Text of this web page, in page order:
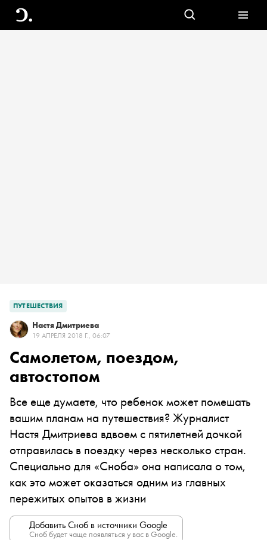
ПУТЕШЕСТВИЯ
Настя Дмитриева
19 АПРЕЛЯ 2018 Г., 06:07
Самолетом, поездом,
автостопом
Все еще думаете, что ребенок может помешать
вашим планам на путешествия? Журналист
Настя Дмитриева вдвоем с пятилетней дочкой
отправилась в поездку через несколько стран.
Специально для «Сноба» она написала о том,
как это может оказаться одним из главных
пережитых опытов в жизни
Добавить Сноб в источники Google
Сноб будет чаще появляться у вас в Google.